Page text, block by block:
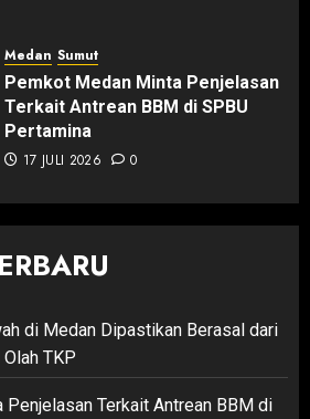
Medan Sumut
Pemkot Medan Minta Penjelasan
Terkait Antrean BBM di SPBU
Pertamina
17 JULI 2026 0
di Medan Dipastikan Berasal dari
TKP
Terkait Antrean BBM di